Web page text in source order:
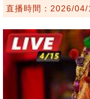
直播時間：2026/